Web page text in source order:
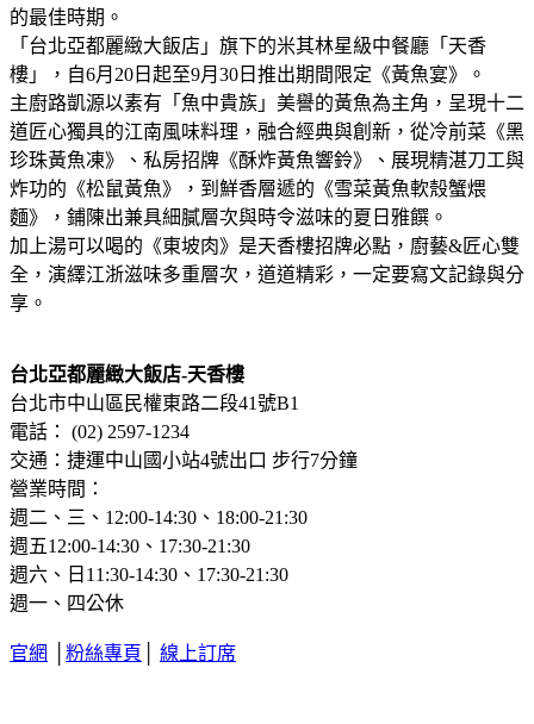
的最佳時期。
「台北亞都麗緻大飯店」旗下的米其林星級中餐廳「天香
樓」，自6月20日起至9月30日推出期間限定《黃魚宴》。
主廚路凱源以素有「魚中貴族」美譽的黃魚為主角，呈現十二
道匠心獨具的江南風味料理，融合經典與創新，從冷前菜《黑
珍珠黃魚凍》、私房招牌《酥炸黃魚響鈴》、展現精湛刀工與
炸功的《松鼠黃魚》，到鮮香層遞的《雪菜黃魚軟殼蟹煨
麵》，鋪陳出兼具細膩層次與時令滋味的夏日雅饌。
加上湯可以喝的《東坡肉》是天香樓招牌必點，廚藝&匠心雙
全，演繹江浙滋味多重層次，道道精彩，一定要寫文記錄與分
享。
台北亞都麗緻大飯店-天香樓
台北市中山區民權東路二段41號B1
電話： (02) 2597-1234
交通：捷運中山國小站4號出口 步行7分鐘
營業時間：
週二、三、12:00-14:30、18:00-21:30
週五12:00-14:30、17:30-21:30
週六、日11:30-14:30、17:30-21:30
週一、四公休
官網 粉絲專頁 線上訂席